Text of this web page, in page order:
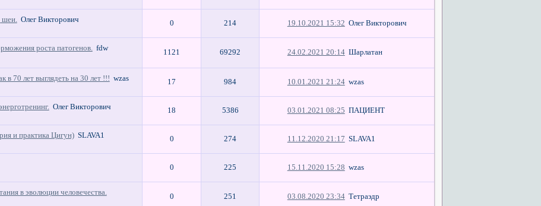
шеи. Олег Викторович 0 214 19.10.2021 15:32 Олег Викторович
роста патогенов. fdw
1121 69292 24.02.2021 20:14 Шарлатан
в 70 лет выглядеть на 30 лет !!! wzas 17 984 10.01.2021 21:24 wzas
Олег Викторович 18 5386 03.01.2021 08:25 ПАЦИЕНТ
и практика Цигун) SLAVA1 0 274 11.12.2020 21:17 SLAVA1
0 225 15.11.2020 15:28 wzas
в эволюции человечества.
0 251 03.08.2020 23:34 Тетраэдр